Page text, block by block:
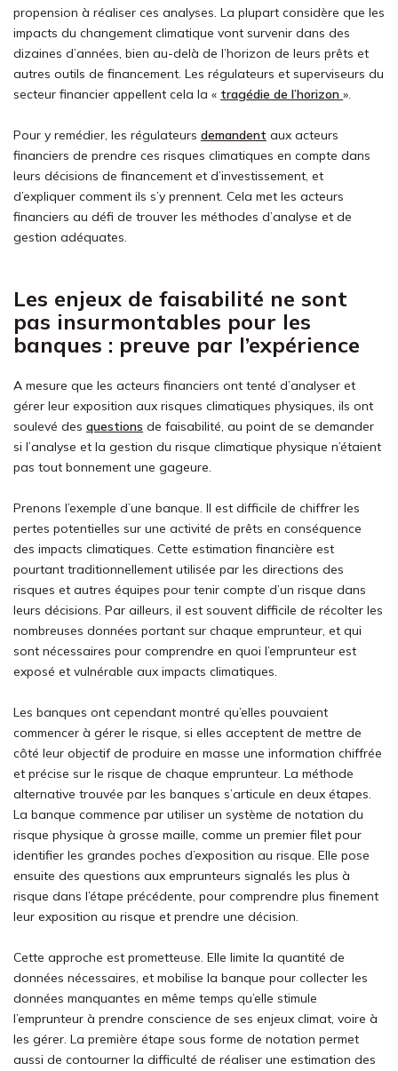
propension à réaliser ces analyses. La plupart considère que les
impacts du changement climatique vont survenir dans des
dizaines d’années, bien au-delà de l’horizon de leurs prêts et
autres outils de financement. Les régulateurs et superviseurs du
secteur financier appellent cela la « tragédie de l’horizon ».
Pour y remédier, les régulateurs demandent aux acteurs
financiers de prendre ces risques climatiques en compte dans
leurs décisions de financement et d’investissement, et
d’expliquer comment ils s’y prennent. Cela met les acteurs
financiers au défi de trouver les méthodes d’analyse et de
gestion adéquates.
Les enjeux de faisabilité ne sont
pas insurmontables pour les
banques : preuve par l’expérience
A mesure que les acteurs financiers ont tenté d’analyser et
gérer leur exposition aux risques climatiques physiques, ils ont
soulevé des questions de faisabilité, au point de se demander
si l’analyse et la gestion du risque climatique physique n’étaient
pas tout bonnement une gageure.
Prenons l’exemple d’une banque. Il est difficile de chiffrer les
pertes potentielles sur une activité de prêts en conséquence
des impacts climatiques. Cette estimation financière est
pourtant traditionnellement utilisée par les directions des
risques et autres équipes pour tenir compte d’un risque dans
leurs décisions. Par ailleurs, il est souvent difficile de récolter les
nombreuses données portant sur chaque emprunteur, et qui
sont nécessaires pour comprendre en quoi l’emprunteur est
exposé et vulnérable aux impacts climatiques.
Les banques ont cependant montré qu’elles pouvaient
commencer à gérer le risque, si elles acceptent de mettre de
côté leur objectif de produire en masse une information chiffrée
et précise sur le risque de chaque emprunteur. La méthode
alternative trouvée par les banques s’articule en deux étapes.
La banque commence par utiliser un système de notation du
risque physique à grosse maille, comme un premier filet pour
identifier les grandes poches d’exposition au risque. Elle pose
ensuite des questions aux emprunteurs signalés les plus à
risque dans l’étape précédente, pour comprendre plus finement
leur exposition au risque et prendre une décision.
Cette approche est prometteuse. Elle limite la quantité de
données nécessaires, et mobilise la banque pour collecter les
données manquantes en même temps qu’elle stimule
l’emprunteur à prendre conscience de ses enjeux climat, voire à
les gérer. La première étape sous forme de notation permet
aussi de contourner la difficulté de réaliser une estimation des